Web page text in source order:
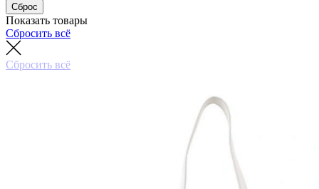
Сброс
Показать товары
Сбросить всё
Сбросить всё